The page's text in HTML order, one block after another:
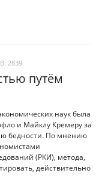
2839
путём
наук была
и Майклу Кремеру за
бедности. По мнению
(РКИ), метода,
действительно